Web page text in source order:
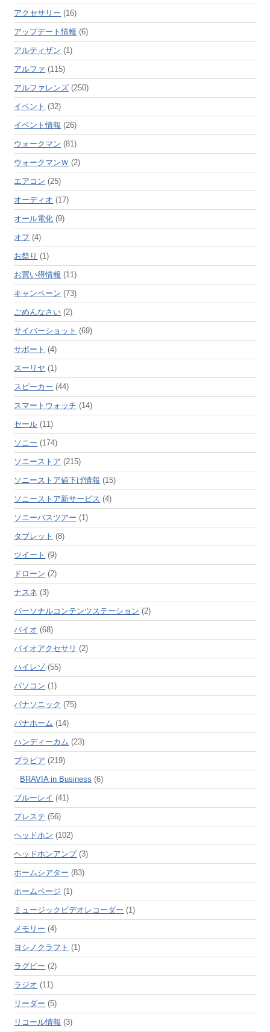
アクセサリー (16)
アップデート情報 (6)
アルティザン (1)
アルファ (115)
アルファレンズ (250)
イベント (32)
イベント情報 (26)
ウォークマン (81)
ウォークマンＷ (2)
エアコン (25)
オーディオ (17)
オール電化 (9)
オフ (4)
お祭り (1)
お買い得情報 (11)
キャンペーン (73)
ごめんなさい (2)
サイバーショット (69)
サポート (4)
スーリヤ (1)
スピーカー (44)
スマートウォッチ (14)
セール (11)
ソニー (174)
ソニーストア (215)
ソニーストア値下げ情報 (15)
ソニーストア新サービス (4)
ソニーバスツアー (1)
タブレット (8)
ツイート (9)
ドローン (2)
ナスネ (3)
パーソナルコンテンツステーション (2)
バイオ (68)
バイオアクセサリ (2)
ハイレゾ(55)
パソコン (1)
パナソニック (75)
パナホーム (14)
ハンディーカム (23)
ブラビア (219)
BRAVIA in Business (6)
ブルーレイ (41)
プレステ (56)
ヘッドホン (102)
ヘッドホンアンプ(3)
ホームシアター (83)
ホームページ (1)
ミュージックビデオレコーダー (1)
メモリー (4)
ヨシノクラフト (1)
ラグビー (2)
ラジオ (11)
リーダー (5)
リコール情報 (3)